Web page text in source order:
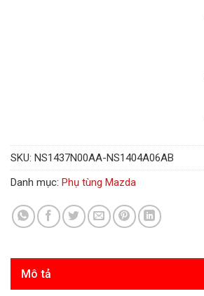
SKU: NS1437N00AA-NS1404A06AB
Danh mục: Phụ tùng Mazda
Mô tả